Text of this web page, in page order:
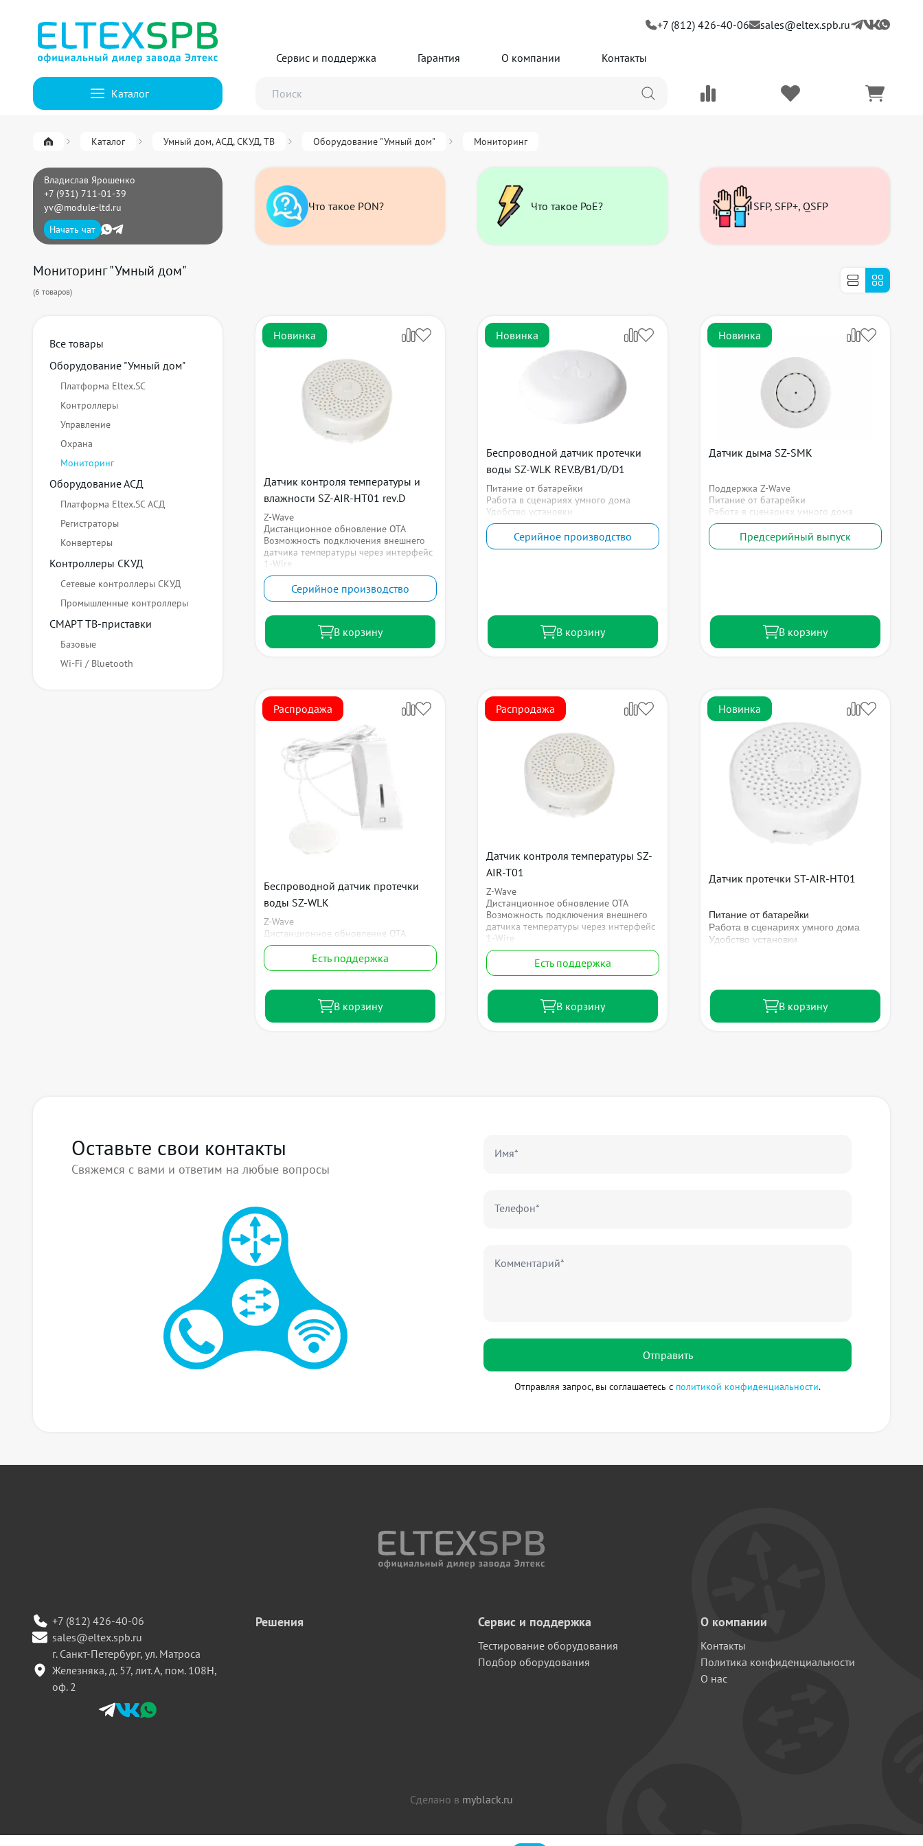
+7 (812) 426-40-06 sales@eltex.spb.ru
Сервис и поддержка Гарантия О компании Контакты
Каталог
Каталог Умный дом, АСД, СКУД, ТВ Оборудование "Умный дом" Мониторинг
Владислав Ярошенко
+7 (931) 711-01-39
yv@module-ltd.ru
Начать чат
Что такое PON? Что такое PoE? SFP, SFP+, QSFP
Мониторинг "Умный дом"
(6 товаров)
Все товары
Оборудование "Умный дом"
Платформа Eltex.SC
Контроллеры
Управление
Охрана
Мониторинг
Оборудование АСД
Платформа Eltex.SC АСД
Регистраторы
Конвертеры
Контроллеры СКУД
Сетевые контроллеры СКУД
Промышленные контроллеры
СМАРТ ТВ-приставки
Базовые
Wi-Fi / Bluetooth
Новинка
Датчик контроля температуры и
влажности SZ-AIR-HT01 rev.D
Z-Wave
Дистанционное обновление OTA
Возможность подключения внешнего
датчика температуры через интерфейс
1-Wire
Серийное производство
В корзину
Новинка
Беспроводной датчик протечки
воды SZ-WLK REV.B/B1/D/D1
Питание от батарейки
Работа в сценариях умного дома
Удобство установки
Серийное производство
В корзину
Новинка
Датчик дыма SZ-SMK
Поддержка Z-Wave
Питание от батарейки
Работа в сценариях умного дома
Предсерийный выпуск
В корзину
Распродажа
Беспроводной датчик протечки
воды SZ-WLK
Z-Wave
Дистанционное обновление OTA
Есть поддержка
В корзину
Распродажа
Датчик контроля температуры SZ-
AIR-T01
Z-Wave
Дистанционное обновление OTA
Возможность подключения внешнего
датчика температуры через интерфейс
1-Wire
Есть поддержка
В корзину
Новинка
Датчик протечки ST-AIR-HT01
Питание от батарейки
Работа в сценариях умного дома
Удобство установки
В корзину
Оставьте свои контакты
Свяжемся с вами и ответим на любые вопросы
Имя*
Телефон*
Комментарий*
Отправить
Отправляя запрос, вы соглашаетесь с политикой конфиденциальности.
+7 (812) 426-40-06
sales@eltex.spb.ru
г. Санкт-Петербург, ул. Матроса
Железняка, д. 57, лит. А, пом. 108Н,
оф. 2
Решения Сервис и поддержка
Тестирование оборудования
Подбор оборудования
О компании
Контакты
Политика конфиденциальности
О нас
Сделано в myblack.ru